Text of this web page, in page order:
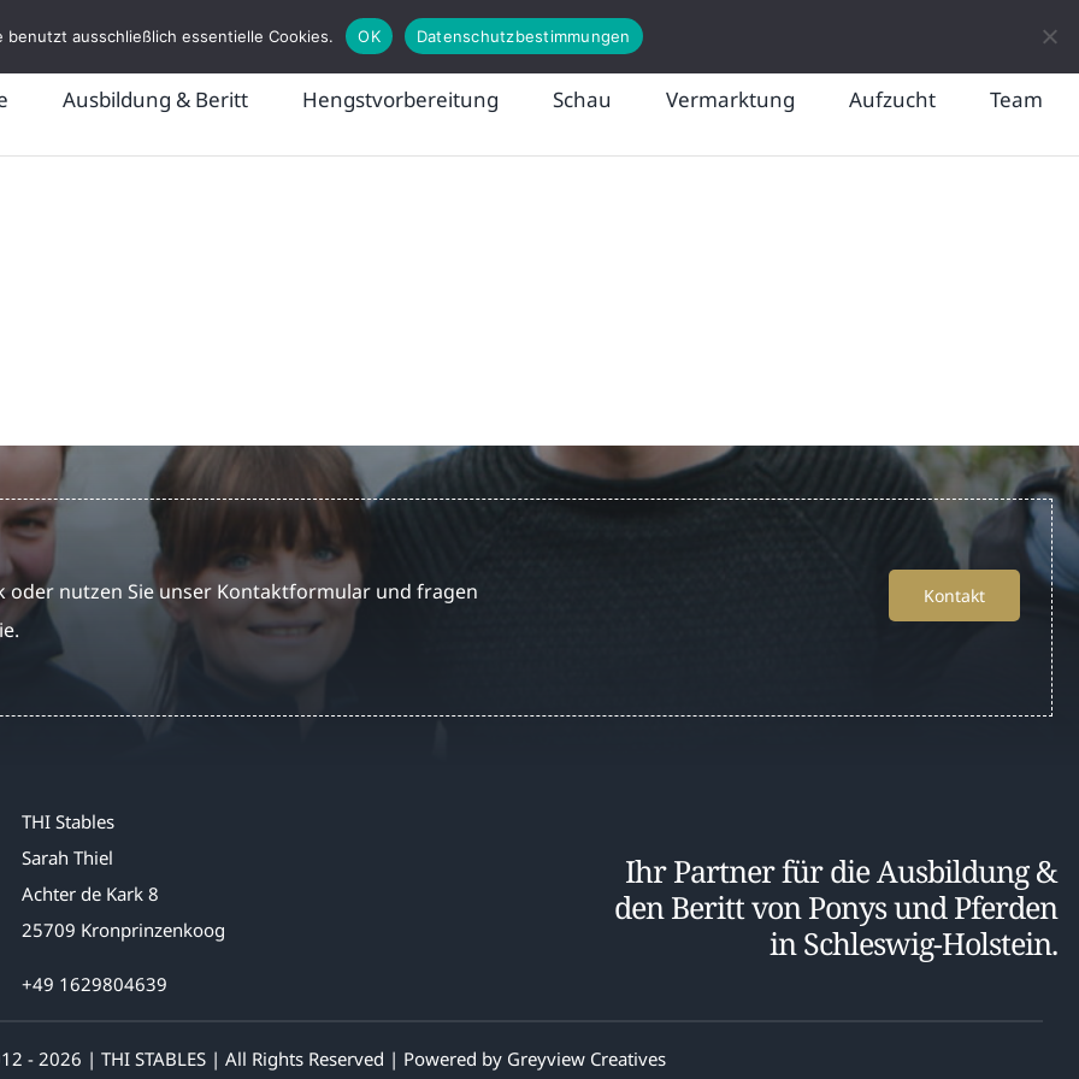
Ausbildung & Beritt Hengstvorbereitung Schau Vermarktung Aufzucht Team
oder nutzen Sie unser Kontaktformular und fragen
Kontakt
THI Stables
Sarah Thiel
Achter de Kark 8
25709 Kronprinzenkoog
+49 1629804639
Ihr Partner für die Ausbildung &
den Beritt von Ponys und Pferden
in Schleswig-Holstein.
- 2026 | THI STABLES | All Rights Reserved | Powered by Greyview Creatives
benutzt ausschließlich essentielle Cookies. OK Datenschutzbestimmungen